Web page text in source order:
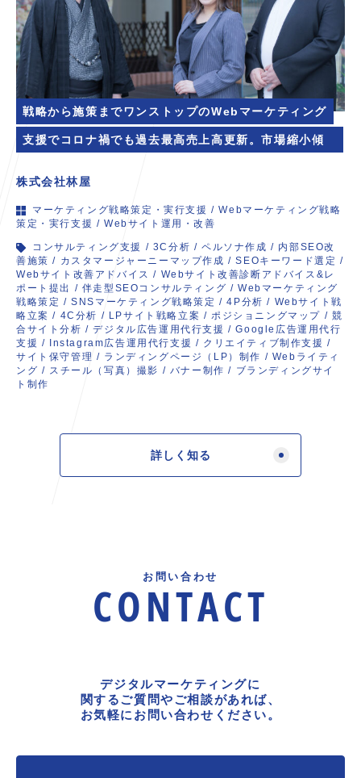
戦略から施策までワンストップのWebマーケティング
支援でコロナ禍でも過去最高売上高更新。市場縮小傾向
株式会社林屋
マーケティング戦略策定・実行支援 /Webマーケティング戦略
策定・実行支援 /Webサイト運用・改善
コンサルティング支援 / 3C分析 /ペルソナ作成 / 内部SEO改
善施策 / カスタマージャーニーマップ作成 /SEOキーワード選定 /
Webサイト改善アドバイス / Webサイト改善診断アドバイス&レ
ポート提出
/ 伴走型SEOコンサルティング /Webマーケティング
戦略策定 /SNSマーケティング戦略策定 /4P分析 / Webサイト戦
略立案 / 4C分析 / LPサイト戦略立案 / ポジショニングマップ / 競
合サイト分析 /デジタル広告運用代行支援 /Google広告運用代行
支援 / Instagram広告運用代行支援 / クリエイティブ制作支援 /
サイト保守管理 / ランディングページ（LP）制作 / Webライティ
ング / スチール（写真）撮影 / バナー制作 / ブランディングサイ
ト制作
詳しく知る
お問い合わせ
CONTACT
デジタルマーケティングに
関するご質問やご相談があれば、
お気軽にお問い合わせください。